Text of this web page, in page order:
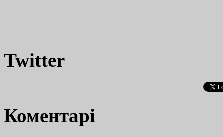
Twitter
Коментарі